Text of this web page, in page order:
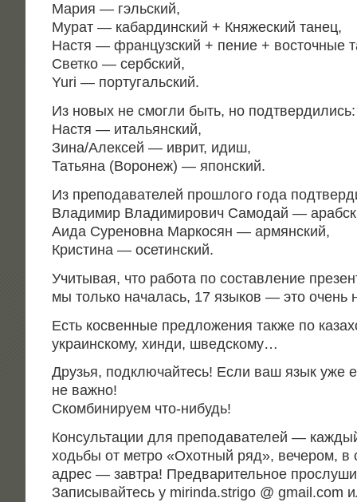
Мария — гэльский,
Мурат — кабар­дин­ский + Кня­же­ский танец,
Настя — фран­цуз­ский + пение + восточ­ные
Свет­ко — сербский,
Yuri — португальский.
Из новых не смог­ли быть, но подтвердились:
Настя — итальянский,
Зина/Алексей — иврит, идиш,
Татья­на (Воро­неж) — японский.
Из пре­по­да­ва­те­лей про­шло­го года
Вла­ди­мир Вла­ди­ми­ро­вич Само­дай —
Аида Суре­нов­на Мар­ко­сян — армянский,
Кри­сти­на — осетинский.
Учи­ты­вая, что рабо­та по состав­ле­ние
мы толь­ко нача­лась, 17 язы­ков — это очень
Есть кос­вен­ные пред­ло­же­ния так­же по
укра­ин­ско­му, хин­ди, шведскому…
Дру­зья, под­клю­чай­тесь! Если ваш язык уже
не важно!
Ском­би­ни­ру­ем что-нибудь!
Кон­суль­та­ции для пре­по­да­ва­те­лей —
ходь­бы от мет­ро «Охот­ный ряд», вече­ром, в
адрес — зав­тра! Пред­ва­ри­тель­ное
Запи­сы­вай­тесь у mirinda.strigo @ gmail.com